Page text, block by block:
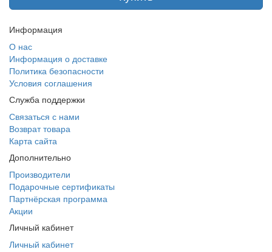
Информация
О нас
Информация о доставке
Политика безопасности
Условия соглашения
Служба поддержки
Связаться с нами
Возврат товара
Карта сайта
Дополнительно
Производители
Подарочные сертификаты
Партнёрская программа
Акции
Личный кабинет
Личный кабинет